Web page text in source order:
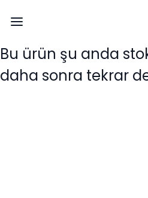
Bu ürün şu anda
daha sonra tekrar